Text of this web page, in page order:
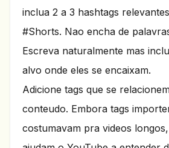
inclua 2 a 3 hashtags
#Shorts. Nao encha de
Escreva naturalmente mas
alvo onde eles se encaixam.
Adicione tags que se
conteudo. Embora tags
costumavam pra videos